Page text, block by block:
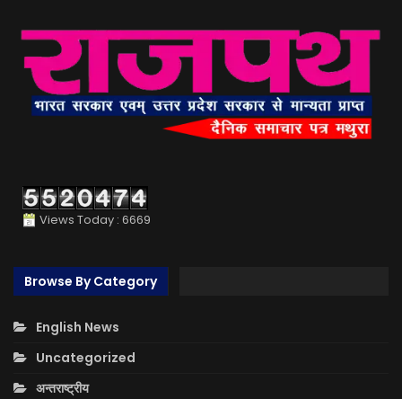
Views Today : 6669
Browse By Category
English News
Uncategorized
अन्तराष्ट्रीय